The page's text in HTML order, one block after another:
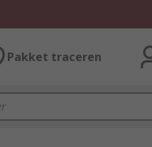
Pakket traceren